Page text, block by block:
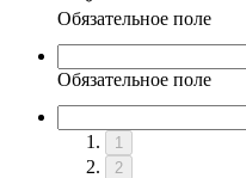
Обязательное поле
Обязательное поле
1
2